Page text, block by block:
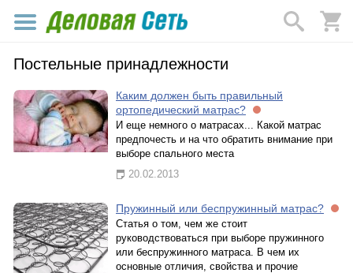
Постельные принадлежности
Каким должен быть правильный
ортопедический матрас?
И еще немного о матрасах... Какой матрас
предпочесть и на что обратить внимание при
выборе спального места
20.02.2013
Пружинный или беспружинный матрас?
Статья о том, чем же стоит
руководствоваться при выборе пружинного
или беспружинного матраса. В чем их
основные отличия, свойства и прочие